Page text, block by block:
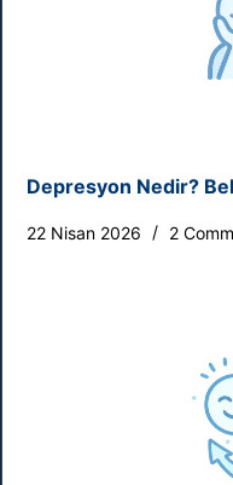
Depresyon Nedir?
22 Nisan 2026 2